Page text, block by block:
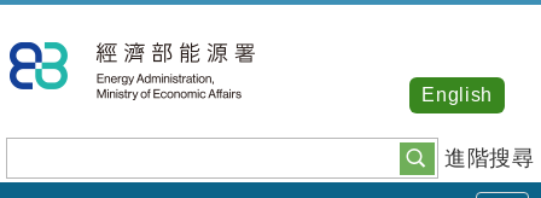
到
主
內
容
進階搜尋
English